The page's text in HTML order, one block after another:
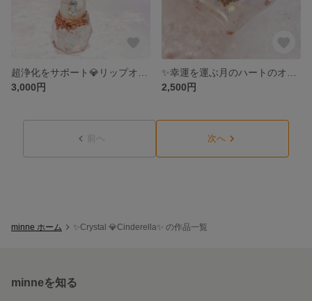
3,000円
2,500円
前へ 次へ
minne ホーム ✨Crystal 💎Cinderella✨ の作品一覧
minneを知る